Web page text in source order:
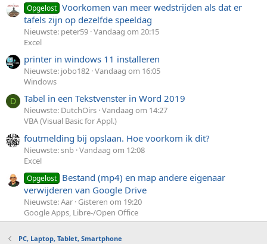
Opgelost Voorkomen van meer wedstrijden als dat er
tafels zijn op dezelfde speeldag
Nieuwste: peter59 Vandaag om 20:15
Excel
printer in windows 11 installeren
Nieuwste: jobo182 Vandaag om 16:05
Windows
D Tabel in een Tekstvenster in Word 2019
Nieuwste: DutchOirs Vandaag om 14:27
VBA (Visual Basic for Appl.)
foutmelding bij opslaan. Hoe voorkom ik dit?
Nieuwste: snb Vandaag om 12:08
Excel
Opgelost Bestand (mp4) en map andere eigenaar
verwijderen van Google Drive
Nieuwste: Aar Gisteren om 19:20
Google Apps, Libre-/Open Office
PC, Laptop, Tablet, Smartphone